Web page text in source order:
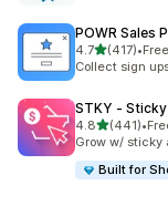
POWR Sales
4.7滿分 5 顆星
(417)
共有 417 則評價
•
Collect sign
STKY ‑
4.8滿分 5 顆星
(441)
共有 441 則評價
•
Grow w/ sticky
Built for